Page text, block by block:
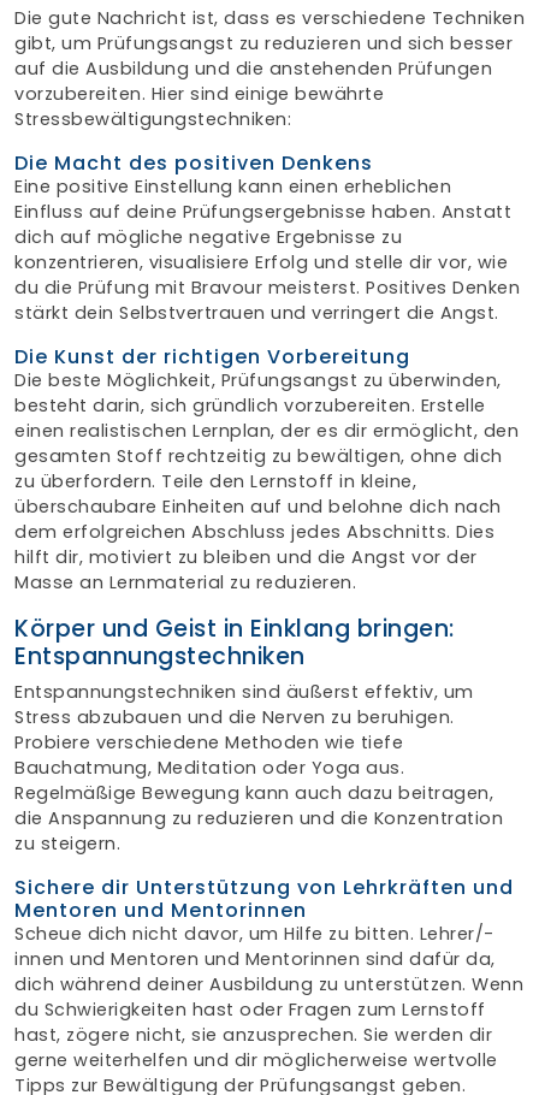
Die gute Nachricht ist, dass es verschiedene Techniken
gibt, um Prüfungsangst zu reduzieren und sich besser
auf die Ausbildung und die anstehenden Prüfungen
vorzubereiten. Hier sind einige bewährte
Stressbewältigungstechniken:
Die Macht des positiven Denkens
Eine positive Einstellung kann einen erheblichen
Einfluss auf deine Prüfungsergebnisse haben. Anstatt
dich auf mögliche negative Ergebnisse zu
konzentrieren, visualisiere Erfolg und stelle dir vor, wie
du die Prüfung mit Bravour meisterst. Positives Denken
stärkt dein Selbstvertrauen und verringert die Angst.
Die Kunst der richtigen Vorbereitung
Die beste Möglichkeit, Prüfungsangst zu überwinden,
besteht darin, sich gründlich vorzubereiten. Erstelle
einen realistischen Lernplan, der es dir ermöglicht, den
gesamten Stoff rechtzeitig zu bewältigen, ohne dich
zu überfordern. Teile den Lernstoff in kleine,
überschaubare Einheiten auf und belohne dich nach
dem erfolgreichen Abschluss jedes Abschnitts. Dies
hilft dir, motiviert zu bleiben und die Angst vor der
Masse an Lernmaterial zu reduzieren.
Körper und Geist in Einklang bringen:
Entspannungstechniken
Entspannungstechniken sind äußerst effektiv, um
Stress abzubauen und die Nerven zu beruhigen.
Probiere verschiedene Methoden wie tiefe
Bauchatmung, Meditation oder Yoga aus.
Regelmäßige Bewegung kann auch dazu beitragen,
die Anspannung zu reduzieren und die Konzentration
zu steigern.
Sichere dir Unterstützung von Lehrkräften und
Mentoren und Mentorinnen
Scheue dich nicht davor, um Hilfe zu bitten. Lehrer/-
innen und Mentoren und Mentorinnen sind dafür da,
dich während deiner Ausbildung zu unterstützen. Wenn
du Schwierigkeiten hast oder Fragen zum Lernstoff
hast, zögere nicht, sie anzusprechen. Sie werden dir
gerne weiterhelfen und dir möglicherweise wertvolle
Tipps zur Bewältigung der Prüfungsangst geben.